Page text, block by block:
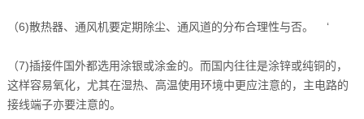
（6)散热器、通风机要定期除尘、通风道的分布合理性与否。 ‘
（7)插接件国外都选用涂银或涂金的。而国内往往是涂锌或纯铜的，
这样容易氧化，尤其在湿热、高温使用环境中更应注意的，主电路的
接线端子亦要注意的。